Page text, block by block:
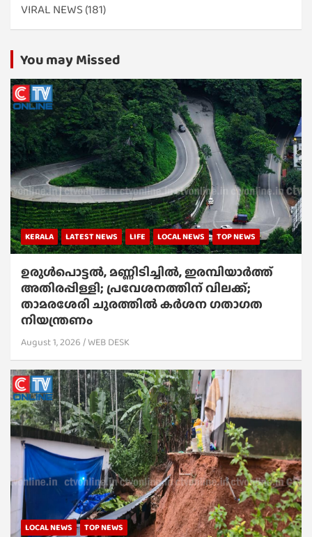
VIRAL NEWS (181)
You may Missed
KERALA LATEST NEWS LIFE LOCAL NEWS TOP NEWS
ഉരുൾപൊട്ടൽ, മണ്ണിടിച്ചിൽ, ഇരമ്പിയാര്‍ത്ത്
അതിരപ്പിള്ളി; പ്രവേശനത്തിന് വിലക്ക്;
താമരശേരി ചുരത്തില്‍ കര്‍ശന ഗതാഗത
നിയന്ത്രണം
August 1, 2026 WEB DESK
LOCAL NEWS TOP NEWS